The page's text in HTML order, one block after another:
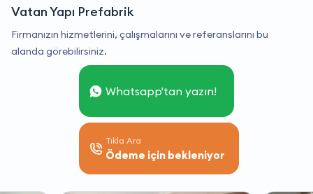
Vatan Yapı Prefabrik
Firmanızın hizmetlerini, çalışmalarını ve referanslarını bu
alanda görebilirsiniz.
Whatsapp'tan yazın!
Tıkla Ara
Ödeme için bekleniyor